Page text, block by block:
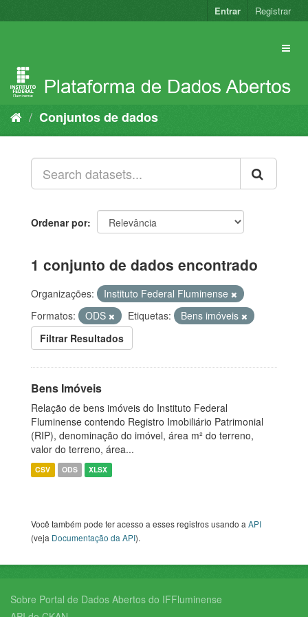
para
Entrar Registrar
Conjuntos de dados
Ordenar por
1 conjunto de dados encontrado
Organizações:
Instituto Federal Fluminense
Formatos:
ODS Etiquetas:
Bens imóveis
Filtrar Resultados
Bens Imóveis
Relação de bens imóveis do Instituto Federal
Fluminense contendo Registro Imobiliário Patrimonial
(RIP), denominação do imóvel, área m² do terreno,
valor do terreno, área...
CSV ODS XLSX
Você também pode ter acesso a esses registros usando aAPI
(veja Documentação da API).
Sobre Portal de Dados Abertos do IFFluminense